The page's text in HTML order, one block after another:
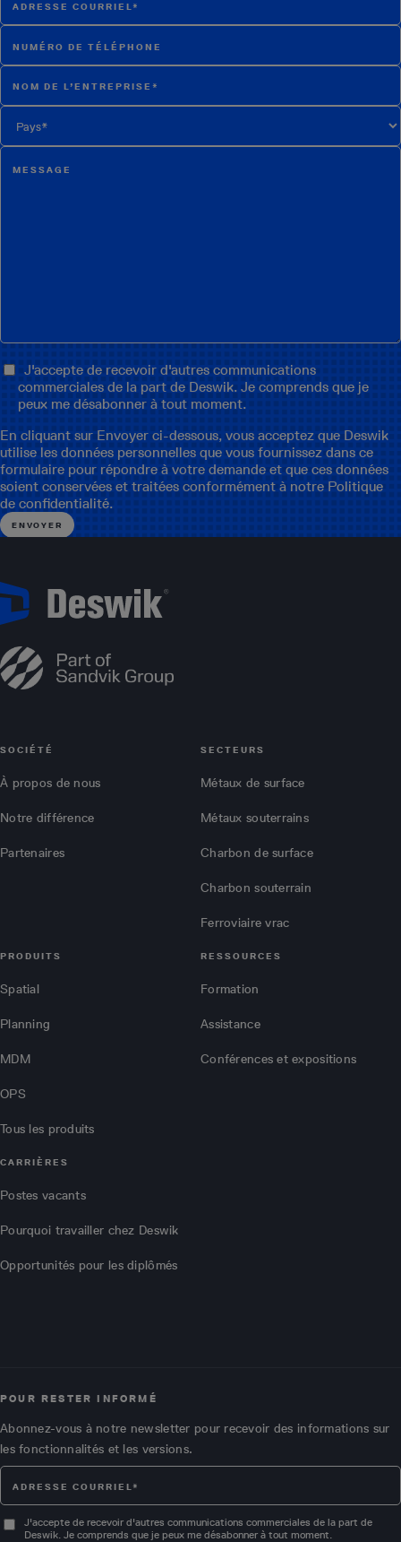
J'accepte de recevoir d'autres communications
commerciales de la part de Deswik. Je comprends que je
peux me désabonner à tout moment.
En cliquant sur Envoyer ci-dessous, vous acceptez que Deswik
utilise les données personnelles que vous fournissez dans ce
formulaire pour répondre à votre demande et que ces données
soient conservées et traitées conformément à notre Politique
de confidentialité.
SOCIÉTÉ
À propos de nous
Notre différence
Partenaires
SECTEURS
Métaux de surface
Métaux souterrains
Charbon de surface
Charbon souterrain
Ferroviaire vrac
PRODUITS
Spatial
Planning
MDM
OPS
Tous les produits
RESSOURCES
Formation
Assistance
Conférences et expositions
CARRIÈRES
Postes vacants
Pourquoi travailler chez Deswik
Opportunités pour les diplômés
POUR RESTER INFORMÉ
Abonnez-vous à notre newsletter pour recevoir des informations sur
les fonctionnalités et les versions.
J'accepte de recevoir d'autres communications commerciales de la part de
Deswik. Je comprends que je peux me désabonner à tout moment.